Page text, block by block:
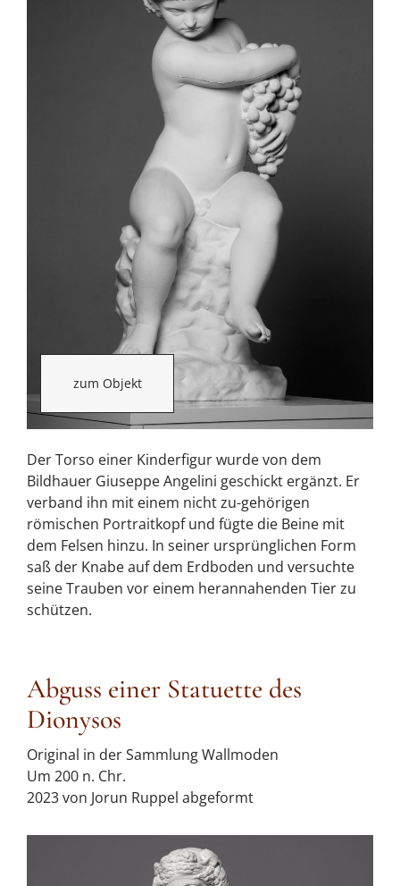
zum Objekt
Der Torso einer Kinderfigur wurde von dem
Bildhauer Giuseppe Angelini geschickt ergänzt. Er
verband ihn mit einem nicht zu-gehörigen
römischen Portraitkopf und fügte die Beine mit
dem Felsen hinzu. In seiner ursprünglichen Form
saß der Knabe auf dem Erdboden und versuchte
seine Trauben vor einem herannahenden Tier zu
schützen.
Abguss einer Statuette des
Dionysos
Original in der Sammlung Wallmoden
Um 200 n. Chr.
2023 von Jorun Ruppel abgeformt